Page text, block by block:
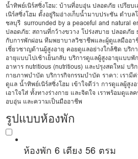
น้ำทิพย์เนิร์สซิ่งโฮม: บ้านที่อบอุ่น ปลอดภัย เปรีย
เนิร์สซิ่งโฮม ตั้งอยู่ริมอ่างเก็บน้ำมาบประชัน ตำบล
ชลบุรี surrounded by a peaceful and natural
ปลอดภัย: สถานที่กว้างขวาง โปร่งสบาย ปลอดภัย
กับการพักผ่อน ทีมพยาบาลวิชาชีพและผู้ดูแลมืออ
เชี่ยวชาญด้านผู้สูงอายุ คอยดูแลอย่างใกล้ชิด บริก
อายุแบบไปเช้าเย็นกลับ บริการดูแลผู้สูงอายุแบบพั
อาหาร nutritious (nutritious) และปรุงสดใหม่ บริ
กายภาพบำบัด บริการกิจกรรมบำบัด ราคา: เรามี
ดูแล น้ำทิพย์เนิร์สซิ่งโฮม เข้าใจดีว่า การดูแลผู้สูง
เอาใจใส่ ทั้งทางร่างกาย และจิตใจ เราพร้อมดูแ
อบอุ่น และความเป็นมืออาชีพ
รูปแบบห้องพัก
ห้องพัก 6 เตียง 56 ตรม